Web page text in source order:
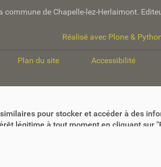
commune de Chapelle-lez-Herlaimont.
Réalisé avec Plone &
Plan du site Accessibilité
pour stocker et accéder à des
légitime à tout moment en cliquant sur